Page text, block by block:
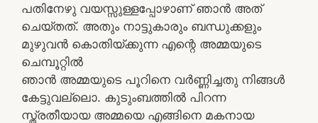
പതിനേഴു വയസ്സുള്ളപ്പോഴാണ് ഞാൻ അത്
ചെയ്തത്. അതും നാട്ടുകാരും ബന്ധുക്കളും
മുഴുവൻ കൊതിയ്ക്കുന്ന എന്റെ അമ്മയുടെ
ചെമ്പൂറ്റിൽ
ഞാൻ അമ്മയുടെ പൂറിനെ വർണ്ണിച്ചതു നിങ്ങൾ
കേട്ടുവല്ലൊ. കുടുംബത്തിൽ പിറന്ന
സ്ത്രതീയായ അമ്മയെ എങ്ങിനെ മകനായ